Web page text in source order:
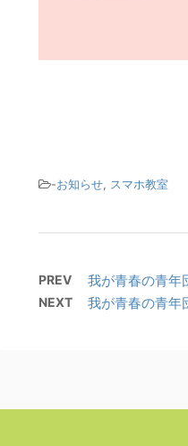
-お知らせ, スマホ教室
PREV 我が青春の青
NEXT 我が青春の青